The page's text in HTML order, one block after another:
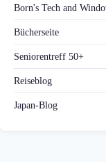
Born's Tech and
Bücherseite
Seniorentreff 50+
Reiseblog
Japan-Blog